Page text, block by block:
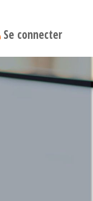
Se connecter